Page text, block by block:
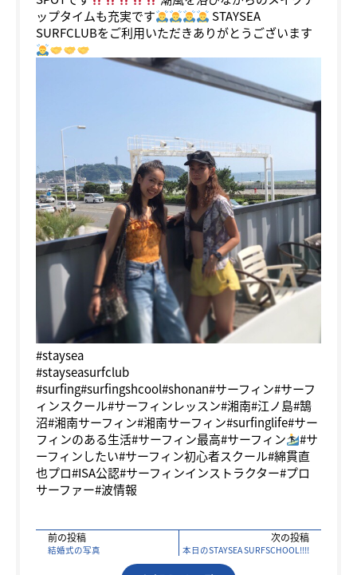
ップタイムも充実です
STAYSEA
SURFCLUBをご利用いただきありがとうございます
#staysea
#stayseasurfclub
#surfing#surfingshcool#shonan#サーフィン#サーフ
ィンスクール#サーフィンレッスン#湘南#江ノ島#鵠
沼#湘南サーフィン#湘南サーフィン#surfinglife#サー
フィンのある生活#サーフィン最高#サーフィン
#サ
ーフィンしたい#サーフィン初心者スクール#綿貫直
也プロ#ISA公認#サーフィンインストラクター#プロ
サーファー#波情報
前の投稿
結婚式の写真
次の投稿
本日のSTAYSEA SURFSCHOOL!!!!